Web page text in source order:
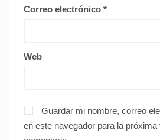
Correo electrónico *
Web
Guardar mi nombre, correo
en este navegador para la